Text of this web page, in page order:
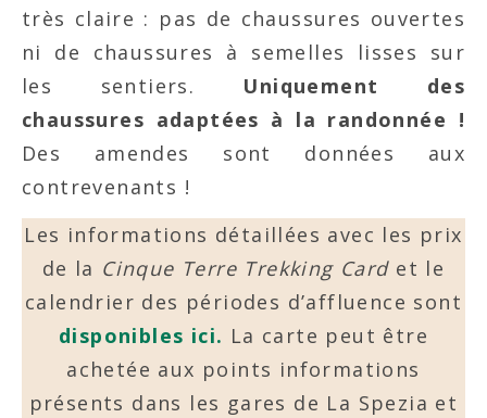
très claire : pas de chaussures ouvertes
ni de chaussures à semelles lisses sur
les sentiers. Uniquement des
chaussures adaptées à la randonnée !
Des amendes sont données aux
contrevenants !
Les informations détaillées avec les prix
de la Cinque Terre Trekking Cardet le
calendrier des périodes d’affluence sont
disponibles ici. La carte peut être
achetée aux points informations
présents dans les gares de La Spezia et